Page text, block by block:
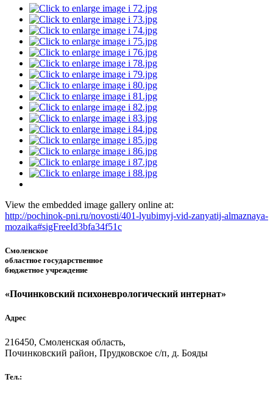
View the embedded image gallery online at:
http://pochinok-pni.ru/novosti/401-lyubimyj-vid-zanyatij-almaznaya-
mozaika#sigFreeId3bfa34f51c
Смоленское
областное государственное
бюджетное учреждение
«Починковский психоневрологический интернат»
Адрес
216450, Смоленская область,
Починковский район, Прудковское с/п, д. Бояды
Тел.: